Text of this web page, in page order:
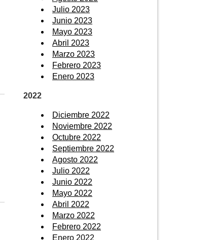
Julio 2023
Junio 2023
Mayo 2023
Abril 2023
Marzo 2023
Febrero 2023
Enero 2023
2022
Diciembre 2022
Noviembre 2022
Octubre 2022
Septiembre 2022
Agosto 2022
Julio 2022
Junio 2022
Mayo 2022
Abril 2022
Marzo 2022
Febrero 2022
Enero 2022